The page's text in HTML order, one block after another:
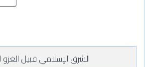
الشرق الإسلامي قبيل